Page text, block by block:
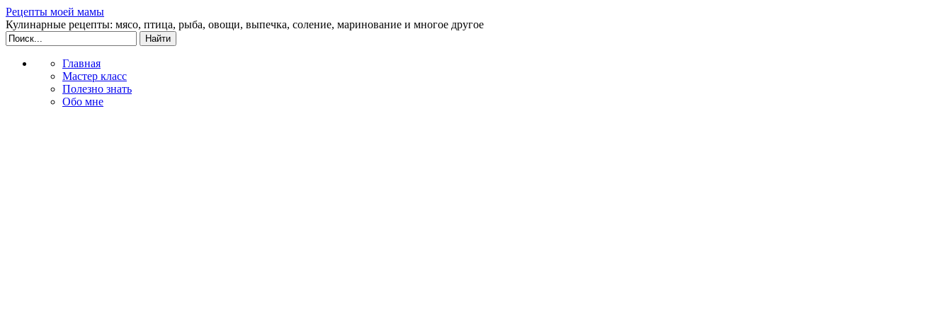
Рецепты моей мамы
Кулинарные рецепты: мясо, птица, рыба, овощи, выпечка, соление, маринование и многое другое
Главная
Мастер класс
Полезно знать
Обо мне